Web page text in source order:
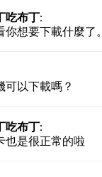
吃布丁:
你想要下載什麼了。
可以下載嗎？
吃布丁:
也是很正常的啦